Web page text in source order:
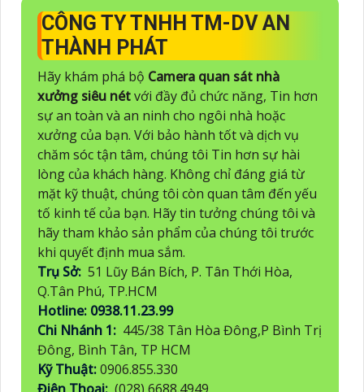
CÔNG TY TNHH TM-DV AN
THÀNH PHÁT
Hãy khám phá bộ Camera quan sát nhà
xưởng siêu nétvới đầy đủ chức năng, Tin hơn
sự an toàn và an ninh cho ngôi nhà hoặc
xưởng của bạn. Với bảo hành tốt và dịch vụ
chăm sóc tận tâm, chúng tôi Tin hơn sự hài
lòng của khách hàng. Không chỉ đáng giá từ
mặt kỹ thuật, chúng tôi còn quan tâm đến yếu
tố kinh tế của bạn. Hãy tin tưởng chúng tôi và
hãy tham khảo sản phẩm của chúng tôi trước
khi quyết định mua sắm.
Trụ Sở: 51 Lũy Bán Bích, P. Tân Thới Hòa,
Q.Tân Phú, TP.HCM
Hotline: 0938.11.23.99
Chi Nhánh 1: 445/38 Tân Hòa Đông,P Bình Trị
Đông, Bình Tân, TP HCM
Kỹ Thuật:0906.855.330